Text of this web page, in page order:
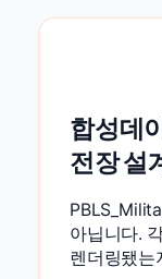
합성데
전장 설
아닙니다.
렌더링됐는